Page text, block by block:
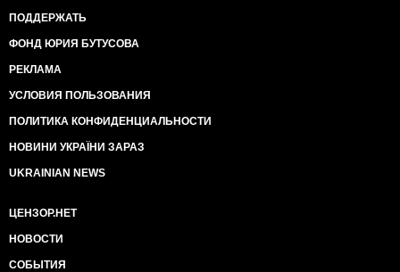
ПОДДЕРЖАТЬ
ФОНД ЮРИЯ БУТУСОВА
РЕКЛАМА
УСЛОВИЯ ПОЛЬЗОВАНИЯ
ПОЛИТИКА КОНФИДЕНЦИАЛЬНОСТИ
НОВИНИ УКРАЇНИ ЗАРАЗ
UKRAINIAN NEWS
ЦЕНЗОР.НЕТ
НОВОСТИ
СОБЫТИЯ